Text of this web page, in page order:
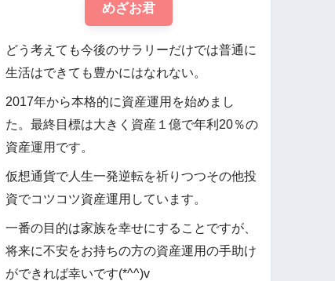
めざお君
どう考えても今後のサラリーだけでは普通に
生活はできても豊かにはなれない。
2017年から本格的に資産運用を始めまし
た。最終目標は大きく資産１億で年利20％の
資産運用です。
仮想通貨で人生一発逆転を祈りつつその他投
資でコツコツ資産運用しています。
一番の目的は家族を幸せにすることですが、
将来に不安をお持ちの方の資産運用の手助け
ができれば幸いです(*^^)v